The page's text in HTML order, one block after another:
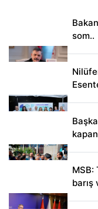
som..
MSB:
barış